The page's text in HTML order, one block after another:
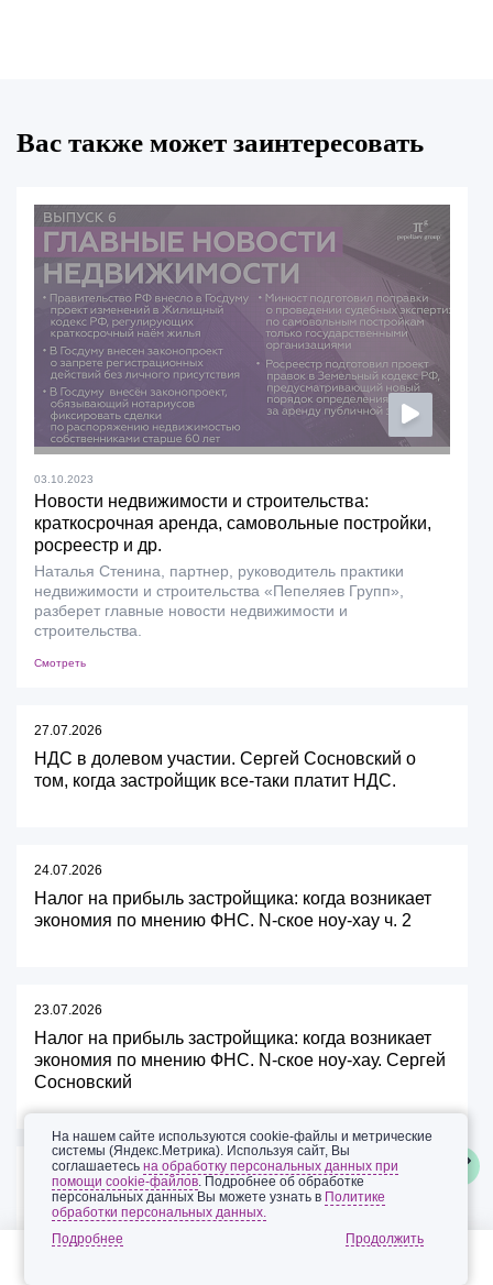
Вас также может заинтересовать
03.10.2023
Новости недвижимости и строительства:
краткосрочная аренда, самовольные постройки,
росреестр и др.
Наталья Стенина, партнер, руководитель практики
недвижимости и строительства «Пепеляев Групп»,
разберет главные новости недвижимости и
строительства.
Смотреть
27.07.2026
НДС в долевом участии. Сергей Сосновский о
том, когда застройщик все-таки платит НДС.
24.07.2026
Налог на прибыль застройщика: когда возникает
экономия по мнению ФНС. N-ское ноу-хау ч. 2
23.07.2026
Налог на прибыль застройщика: когда возникает
экономия по мнению ФНС. N-ское ноу-хау. Сергей
Сосновский
05.07.2026
Петербург рискует столкнуться с ростом числа
бизнес-споров о земельном налоге
На нашем сайте используются cookie-файлы и метрические
системы (Яндекс.Метрика). Используя сайт, Вы
соглашаетесьна обработку персональных данных при
помощи cookie-файлов. Подробнее об обработке
персональных данных Вы можете узнать в Политике
обработки персональных данных.
Подробнее